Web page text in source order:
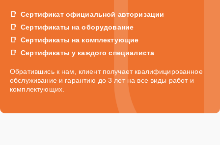
Сертификат официальной авторизации
Сертификаты на оборудование
Сертификаты на комплектующие
Сертификаты у каждого специалиста
Обратившись к нам, клиент получает квалифицированное
обслуживание и гарантию до 3 лет на все виды работ и
комплектующих.